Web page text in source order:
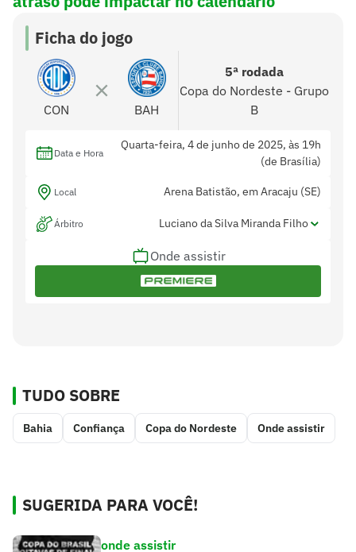
Ficha do jogo
CON BAH
5ª rodada
Copa do Nordeste - Grupo
B
Data e Hora
Quarta-feira, 4 de junho de 2025, às 19h
(de Brasília)
Local Arena Batistão, em Aracaju (SE)
Árbitro Luciano da Silva Miranda Filho
Assistentes
Renan Aguiar da Costa e Eleuterio Felipe
Marques Junior
Onde assistir
TUDO SOBRE
Bahia Confiança Copa do Nordeste Onde assistir
SUGERIDA PARA VOCÊ!
onde assistir